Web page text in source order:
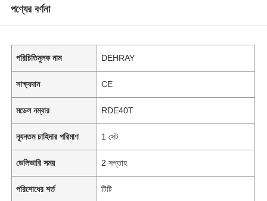
পণ্যের বর্ণনা
পরিচিতিমুলক নাম DEHRAY
সাক্ষ্যদান CE
মডেল নম্বার RDE40T
ন্যূনতম চাহিদার পরিমাণ 1 সেট
ডেলিভারি সময় 2 সপ্তাহ
পরিশোধের শর্ত টিটি